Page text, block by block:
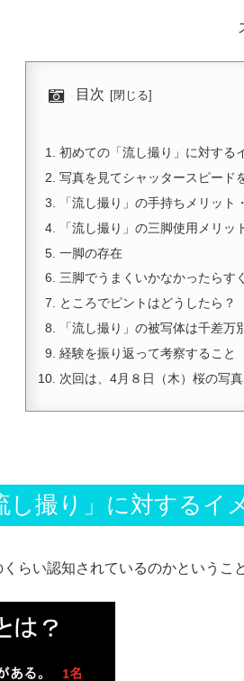
目次
初めての「流し撮り」に対する
写真を見てシャッタースピード
「流し撮り」の手持ちメリット
「流し撮り」の三脚使用メリッ
一脚の存在
三脚でうまくいかなかったらす
ところでピントはどうしたら？
「流し撮り」の被写体は千差万
経験を振り返って考察すること
次回は、4月８日（木）桜の写真
し撮り」に対するイ
らい認知されているのかというこ